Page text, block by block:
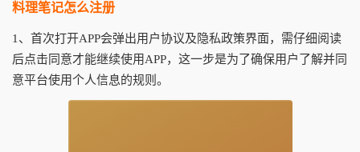
料理笔记怎么注册
1、首次打开APP会弹出用户协议及隐私政策界面，需仔细阅读
后点击同意才能继续使用APP，这一步是为了确保用户了解并同
意平台使用个人信息的规则。